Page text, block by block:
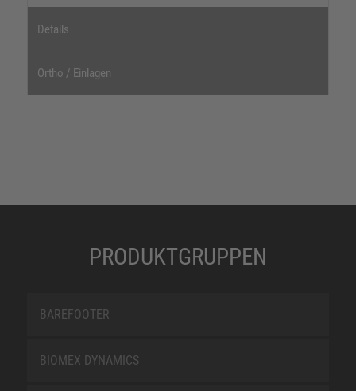
Details
Ortho / Einlagen
PRODUKTGRUPPEN
BAREFOOTER
BIOMEX DYNAMICS